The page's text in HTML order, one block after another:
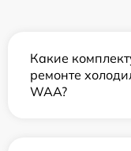
Какие
ремонте
WAA?